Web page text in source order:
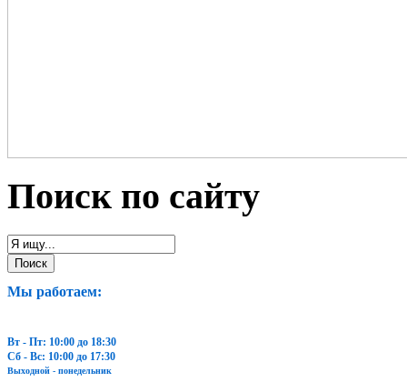
Поиск по сайту
Мы работаем:
Вт - Пт: 10:00 до 18:30
Сб - Вс: 10:00 до 17:30
Выходной - понедельник